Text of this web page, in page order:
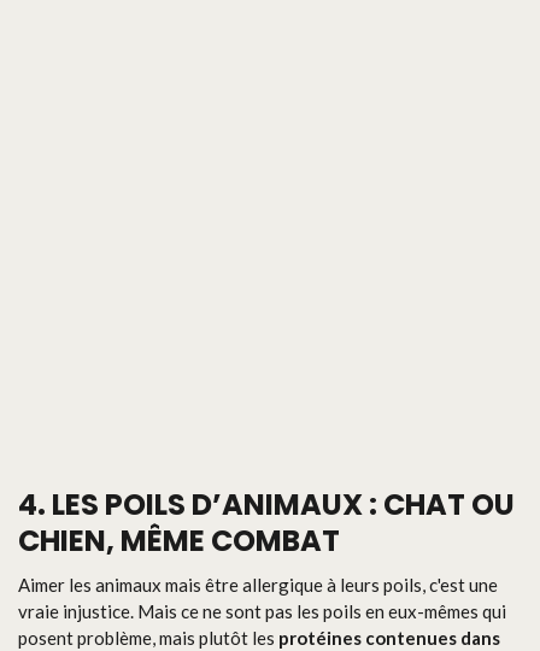
4. LES POILS D’ANIMAUX : CHAT OU
CHIEN, MÊME COMBAT
Aimer les animaux mais être allergique à leurs poils, c'est une
vraie injustice. Mais ce ne sont pas les poils en eux-mêmes qui
posent problème, mais plutôt les protéines contenues dans